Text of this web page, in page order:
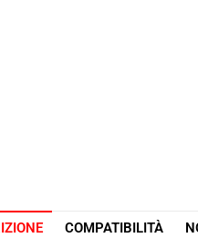
COMPATIBILITÀ